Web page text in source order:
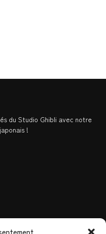
du Studio Ghibli avec notre
!